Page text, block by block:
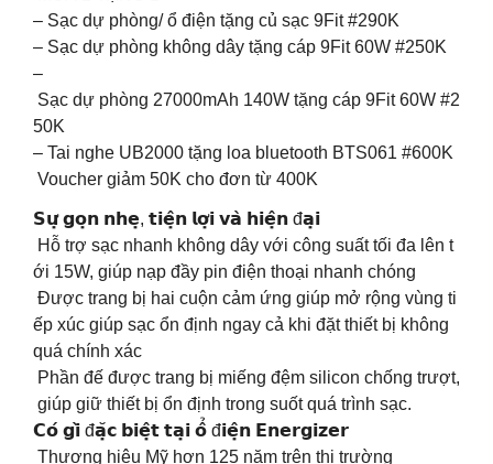
– Sạc dự phòng/ ổ điện tặng củ sạc 9Fit #290K
– Sạc dự phòng không dây tặng cáp 9Fit 60W #250K
–
Sạc dự phòng 27000mAh 140W tặng cáp 9Fit 60W #2
50K
– Tai nghe UB2000 tặng loa bluetooth BTS061 #600K
Voucher giảm 50K cho đơn từ 400K
𝗦𝘂̛̣ 𝗴𝗼̣𝗻 𝗻𝗵𝗲̣, 𝘁𝗶𝗲̣̂𝗻 𝗹𝗼̛̣𝗶 𝘃𝗮̀ 𝗵𝗶𝗲̣̂𝗻 đ𝗮̣𝗶
️ Hỗ trợ sạc nhanh không dây với công suất tối đa lên t
ới 15W, giúp nạp đầy pin điện thoại nhanh chóng
️ Được trang bị hai cuộn cảm ứng giúp mở rộng vùng ti
ếp xúc giúp sạc ổn định ngay cả khi đặt thiết bị không
quá chính xác
️ Phần đế được trang bị miếng đệm silicon chống trượt,
giúp giữ thiết bị ổn định trong suốt quá trình sạc.
𝗖𝗼́ 𝗴𝗶̀ đ𝗮̣̆𝗰 𝗯𝗶𝗲̣̂𝘁 𝘁𝗮̣𝗶 𝗼̂̉ đ𝗶𝗲̣̂𝗻 𝗘𝗻𝗲𝗿𝗴𝗶𝘇𝗲𝗿
️ Thương hiệu Mỹ hơn 125 năm trên thị trường